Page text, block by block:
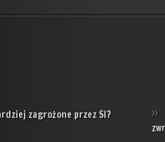
zagrożone przez SI?